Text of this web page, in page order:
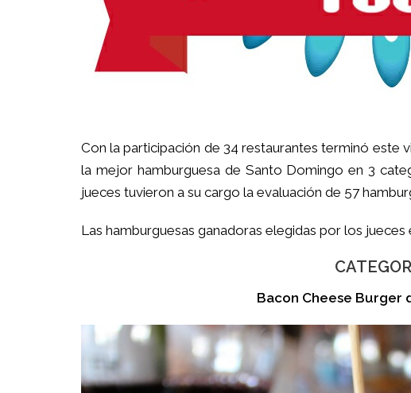
Con la participación de 34 restaurantes terminó este
la mejor hamburguesa de Santo Domingo en 3
jueces tuvieron a su cargo la evaluación de 57
Las hamburguesas ganadoras elegidas por los jueces
Bacon Cheese Burger